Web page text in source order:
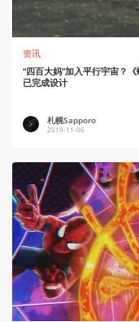
资讯
“四百大妈”加入平行宇宙？
已完成设计
札幌Sapporo
2019-11-06